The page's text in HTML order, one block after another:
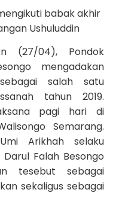
babak akhir
Ushuluddin
(27/04), Pondok
mengadakan
salah satu
tahun 2019.
pagi hari di
Semarang.
Arikhah selaku
Falah Besongo
tesebut sebagai
sekaligus sebagai